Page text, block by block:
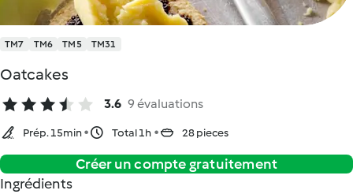
TM7 TM6 TM5 TM31
Oatcakes
3.6 9 évaluations
Prép. 15min Total 1h 28 pieces
Créer un compte gratuitement
Ingrédients